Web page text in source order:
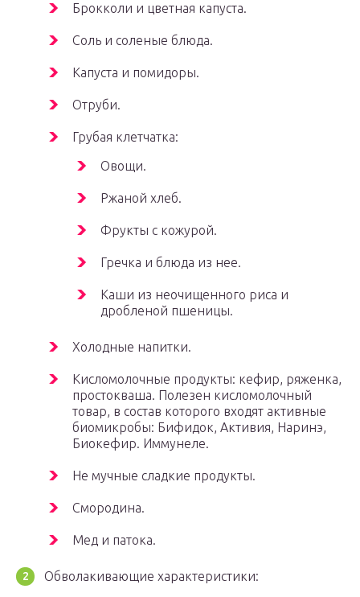
Брокколи и цветная капуста.
Соль и соленые блюда.
Капуста и помидоры.
Отруби.
Грубая клетчатка:
Овощи.
Ржаной хлеб.
Фрукты с кожурой.
Гречка и блюда из нее.
Каши из неочищенного риса и
дробленой пшеницы.
Холодные напитки.
Кисломолочные продукты: кефир, ряженка,
простокваша. Полезен кисломолочный
товар, в состав которого входят активные
биомикробы: Бифидок, Активия, Наринэ,
Биокефир. Иммунеле.
Не мучные сладкие продукты.
Смородина.
Мед и патока.
Обволакивающие характеристики: